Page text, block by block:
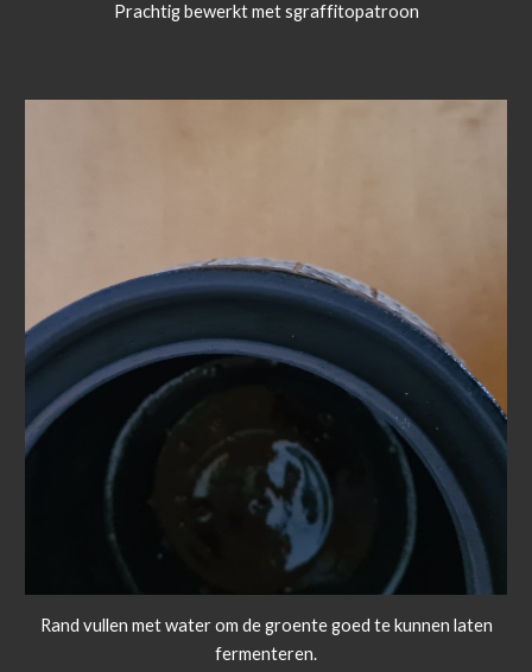
Prachtig bewerkt met sgraffitopatroon
Rand vullen met water om de groente goed te kunnen laten
fermenteren.